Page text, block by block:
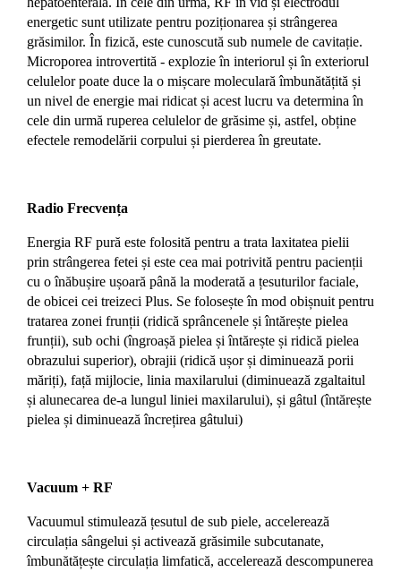
energetic sunt utilizate pentru poziționarea și strângerea
grăsimilor. În fizică, este cunoscută sub numele de cavitație.
Microporea introvertită - explozie în interiorul și în exteriorul
celulelor poate duce la o mișcare moleculară îmbunătățită și
un nivel de energie mai ridicat și acest lucru va determina în
cele din urmă ruperea celulelor de grăsime și, astfel, obține
efectele remodelării corpului și pierderea în greutate.
Radio Frecvența
Energia RF pură este folosită pentru a trata laxitatea pielii
prin strângerea fetei și este cea mai potrivită pentru pacienții
cu o înăbușire ușoară până la moderată a țesuturilor faciale,
de obicei cei treizeci Plus. Se folosește în mod obișnuit pentru
tratarea zonei frunții (ridică sprâncenele și întărește pielea
frunții), sub ochi (îngroașă pielea și întărește și ridică pielea
obrazului superior), obrajii (ridică ușor și diminuează porii
măriți), față mijlocie, linia maxilarului (diminuează zgaltaitul
și alunecarea de-a lungul liniei maxilarului), și gâtul (întărește
pielea și diminuează încrețirea gâtului)
Vacuum + RF
Vacuumul stimulează țesutul de sub piele, accelerează
circulația sângelui și activează grăsimile subcutanate,
îmbunătățește circulația limfatică, accelerează descompunerea